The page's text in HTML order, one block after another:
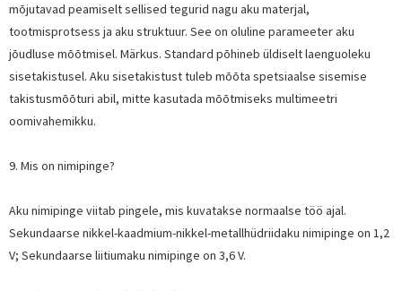
mõjutavad peamiselt sellised tegurid nagu aku materjal,
tootmisprotsess ja aku struktuur. See on oluline parameeter aku
jõudluse mõõtmisel. Märkus. Standard põhineb üldiselt laenguoleku
sisetakistusel. Aku sisetakistust tuleb mõõta spetsiaalse sisemise
takistusmõõturi abil, mitte kasutada mõõtmiseks multimeetri
oomivahemikku.
9. Mis on nimipinge?
Aku nimipinge viitab pingele, mis kuvatakse normaalse töö ajal.
Sekundaarse nikkel-kaadmium-nikkel-metallhüdriidaku nimipinge on 1,2
V; Sekundaarse liitiumaku nimipinge on 3,6 V.